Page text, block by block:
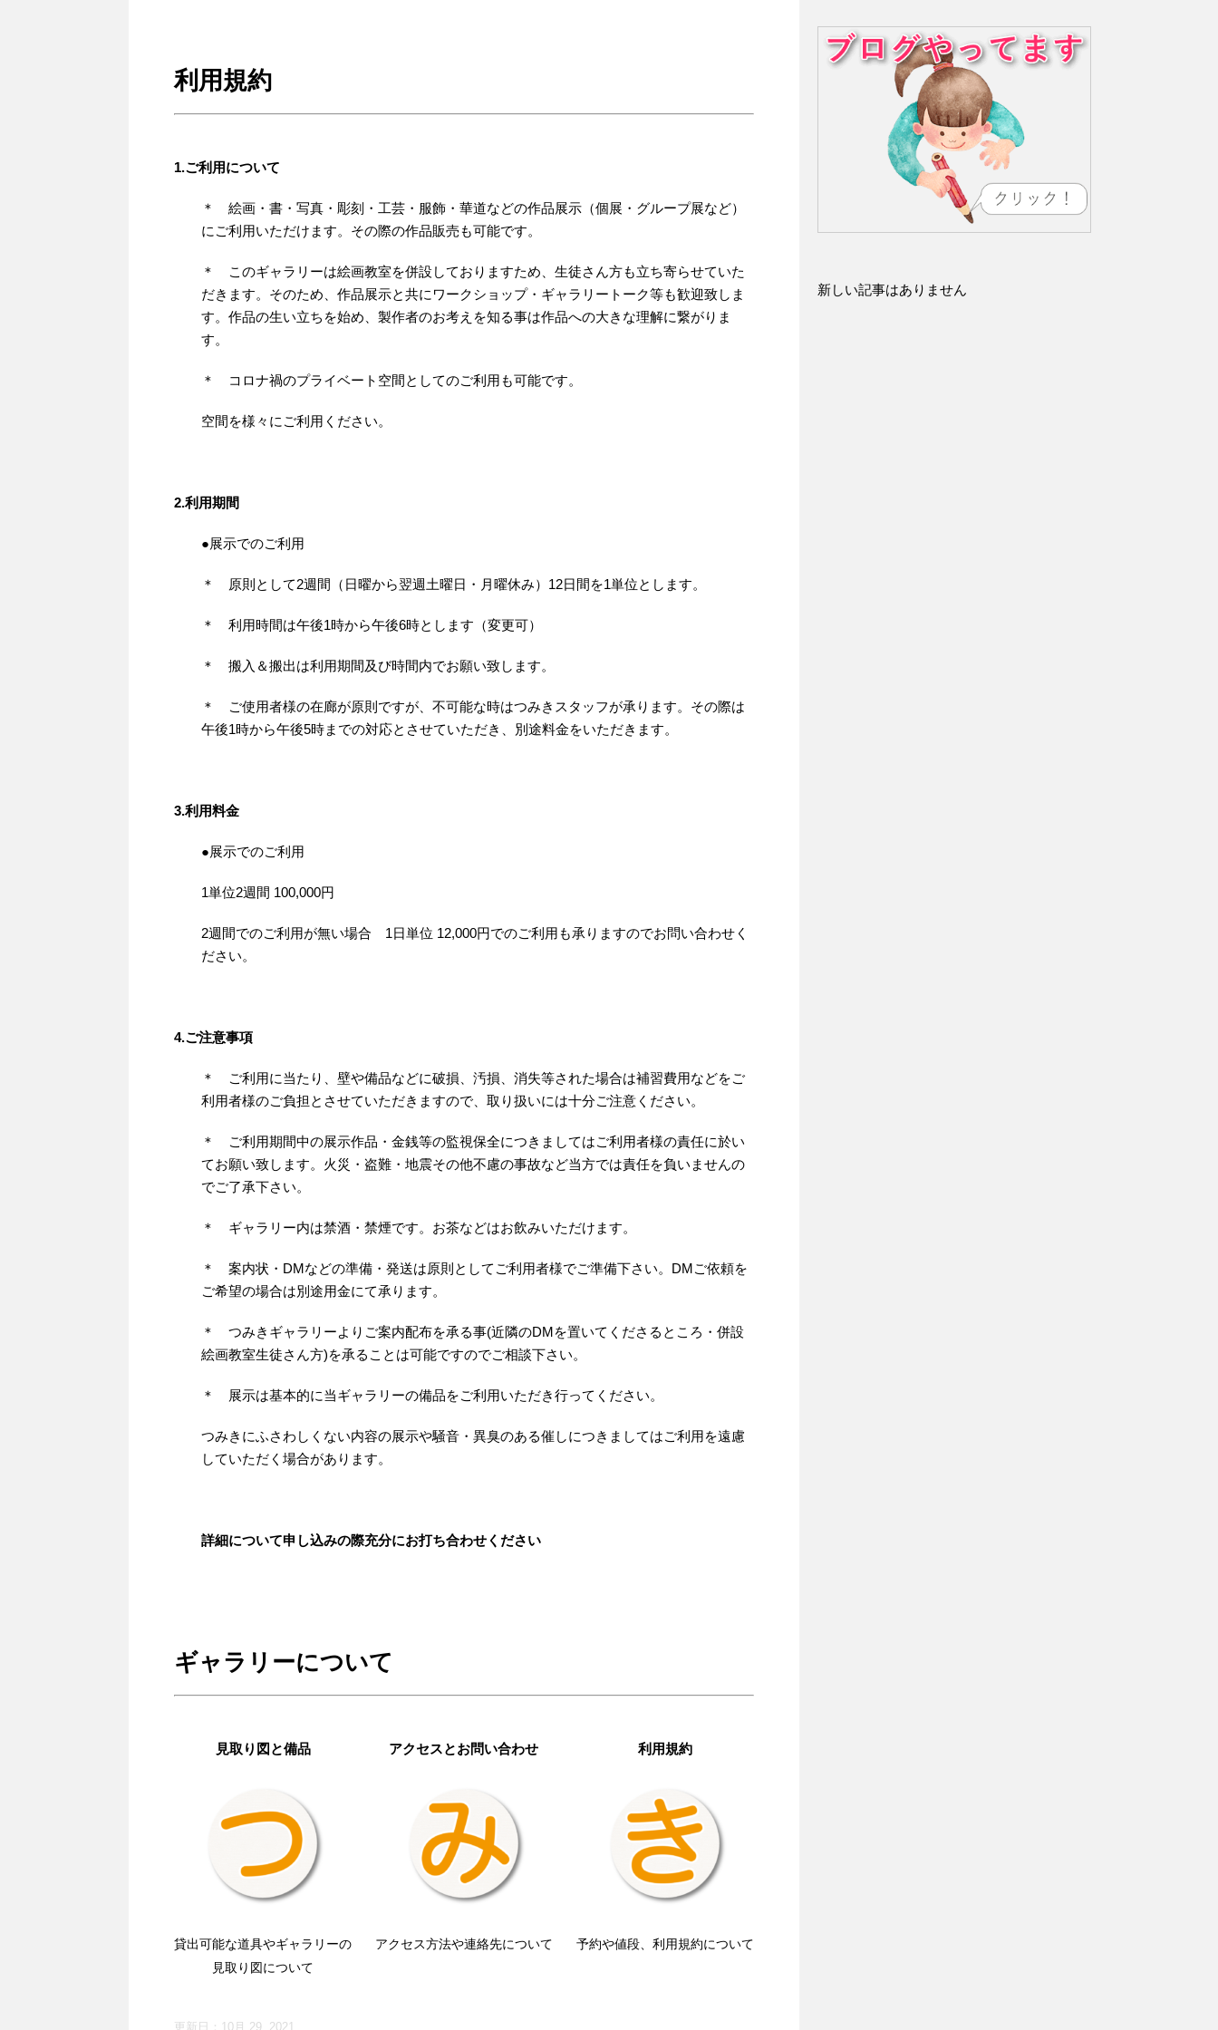
利用規約
1.ご利用について
＊ 絵画・書・写真・彫刻・工芸・服飾・華道などの作品展示（個展・グループ展など）
にご利用いただけます。その際の作品販売も可能です。
＊ このギャラリーは絵画教室を併設しておりますため、生徒さん方も立ち寄らせていた
だきます。そのため、作品展示と共にワークショップ・ギャラリートーク等も歓迎致しま
す。作品の生い立ちを始め、製作者のお考えを知る事は作品への大きな理解に繋がりま
す。
＊ コロナ禍のプライベート空間としてのご利用も可能です。
空間を様々にご利用ください。
2.利用期間
●展示でのご利用
＊ 原則として2週間（日曜から翌週土曜日・月曜休み）12日間を1単位とします。
＊ 利用時間は午後1時から午後6時とします（変更可）
＊ 搬入＆搬出は利用期間及び時間内でお願い致します。
＊ ご使用者様の在廊が原則ですが、不可能な時はつみきスタッフが承ります。その際は
午後1時から午後5時までの対応とさせていただき、別途料金をいただきます。
3.利用料金
●展示でのご利用
1単位2週間 100,000円
2週間でのご利用が無い場合 1日単位 12,000円でのご利用も承りますのでお問い合わせく
ださい。
4.ご注意事項
＊ ご利用に当たり、壁や備品などに破損、汚損、消失等された場合は補習費用などをご
利用者様のご負担とさせていただきますので、取り扱いには十分ご注意ください。
＊ ご利用期間中の展示作品・金銭等の監視保全につきましてはご利用者様の責任に於い
てお願い致します。火災・盗難・地震その他不慮の事故など当方では責任を負いませんの
でご了承下さい。
＊ ギャラリー内は禁酒・禁煙です。お茶などはお飲みいただけます。
＊ 案内状・DMなどの準備・発送は原則としてご利用者様でご準備下さい。DMご依頼を
ご希望の場合は別途用金にて承ります。
＊ つみきギャラリーよりご案内配布を承る事(近隣のDMを置いてくださるところ・併設
絵画教室生徒さん方)を承ることは可能ですのでご相談下さい。
＊ 展示は基本的に当ギャラリーの備品をご利用いただき行ってください。
つみきにふさわしくない内容の展示や騒音・異臭のある催しにつきましてはご利用を遠慮
していただく場合があります。
詳細について申し込みの際充分にお打ち合わせください
ギャラリーについて
見取り図と備品
貸出可能な道具やギャラリーの
見取り図について
アクセスとお問い合わせ
アクセス方法や連絡先について
利用規約
予約や値段、利用規約について
更新日： 10月 29, 2021
新しい記事はありません